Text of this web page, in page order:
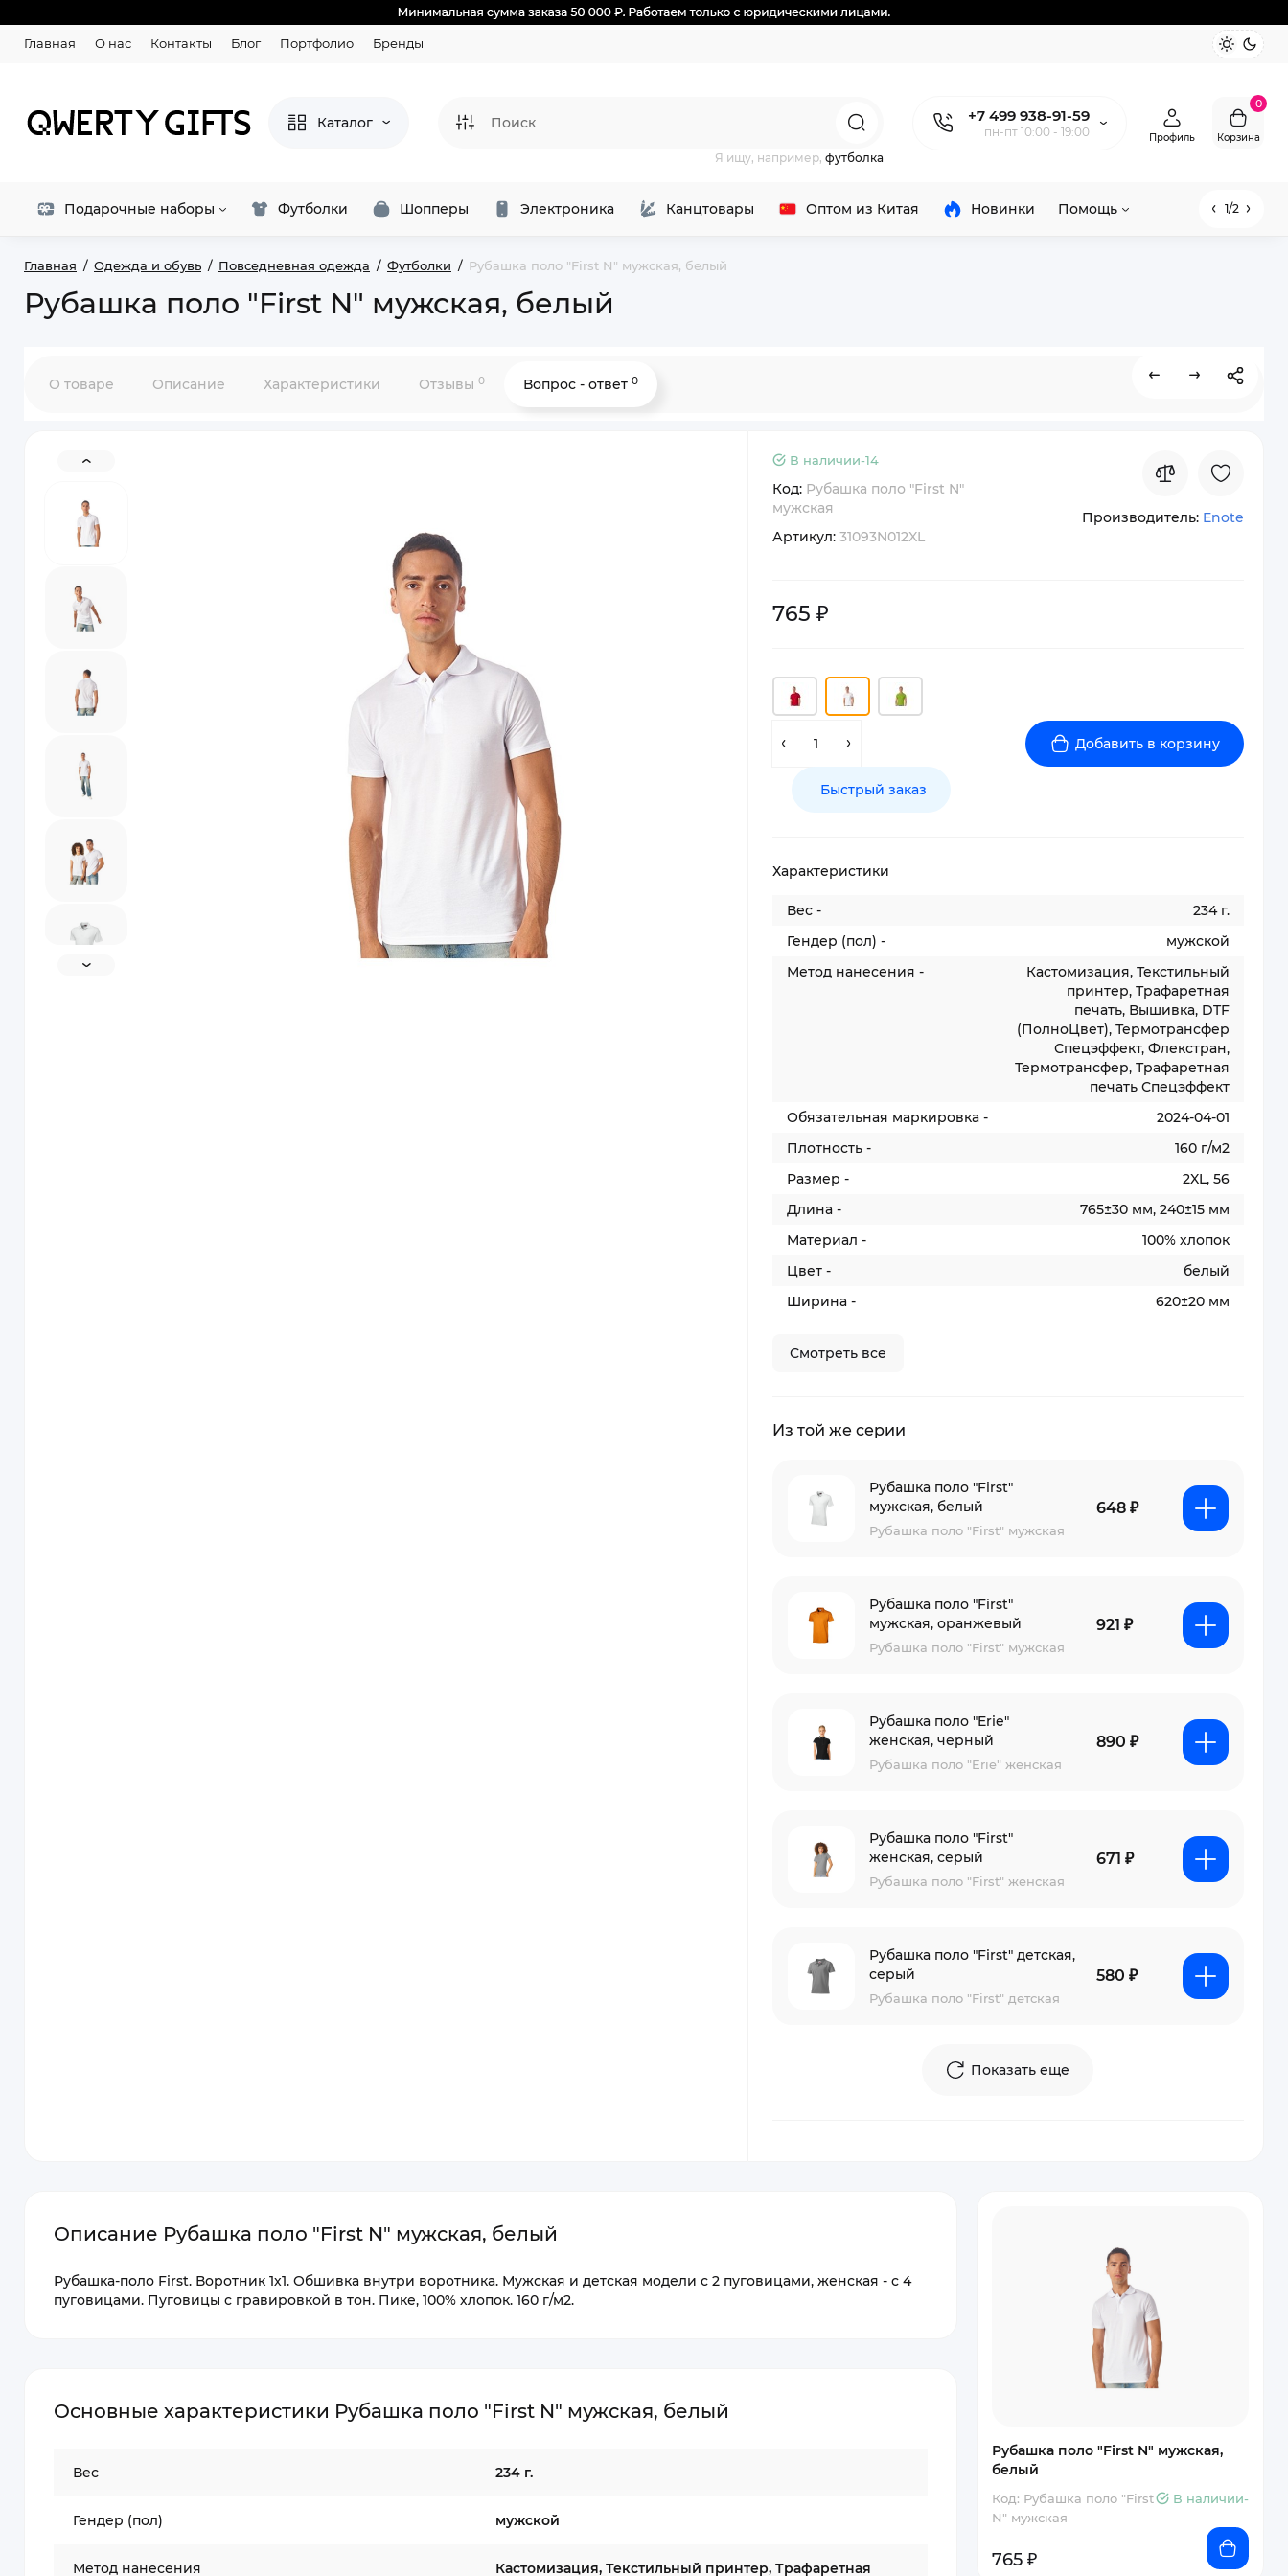
Главная О нас Контакты Блог Портфолио Бренды
Каталог +7 499 938-91-59
пн-пт 10:00 - 19:00
Я ищу, например, футболка
Профиль
0
Корзина
Подарочные наборы Футболки Шопперы Электроника Канцтовары Оптом из Китая Новинки Помощь 1/2
Главная Одежда и обувь Повседневная одежда Футболки Рубашка поло "First N" мужская, белый
Рубашка поло "First N" мужская, белый
О товаре Описание Характеристики Отзывы 0 Вопрос - ответ 0
В наличии-14
Код: Рубашка поло "First N"
мужская
Артикул: 31093N012XL
Производитель: Enote
765 ₽
Добавить в корзину
Быстрый заказ
Характеристики
Вес -
234 г.
Гендер (пол) -
мужской
Метод нанесения -
Кастомизация, Текстильный
принтер, Трафаретная
печать, Вышивка, DTF
(ПолноЦвет), Термотрансфер
Спецэффект, Флекстран,
Термотрансфер, Трафаретная
печать Спецэффект
Обязательная маркировка -
2024-04-01
Плотность -
160 г/м2
Размер -
2XL, 56
Длина -
765±30 мм, 240±15 мм
Материал -
100% хлопок
Цвет -
белый
Ширина -
620±20 мм
Смотреть все
Из той же серии
Рубашка поло "First"
мужская, белый
Рубашка поло "First" мужская
648 ₽
Рубашка поло "First"
мужская, оранжевый
Рубашка поло "First" мужская
921 ₽
Рубашка поло "Erie"
женская, черный
Рубашка поло "Erie" женская
890 ₽
Рубашка поло "First"
женская, серый
Рубашка поло "First" женская
671 ₽
Рубашка поло "First" детская,
серый
Рубашка поло "First" детская
580 ₽
Показать еще
Описание Рубашка поло "First N" мужская, белый
Рубашка-поло First. Воротник 1х1. Обшивка внутри воротника. Мужская и детская модели с 2 пуговицами, женская - с 4
пуговицами. Пуговицы с гравировкой в тон. Пике, 100% хлопок. 160 г/м2.
Основные характеристики Рубашка поло "First N" мужская, белый
Вес 234 г.
Гендер (пол) мужской
Метод нанесения
Кастомизация, Текстильный принтер, Трафаретная
Рубашка поло "First N" мужская,
белый
Код: Рубашка поло "First
N" мужская
В наличии-
765 ₽